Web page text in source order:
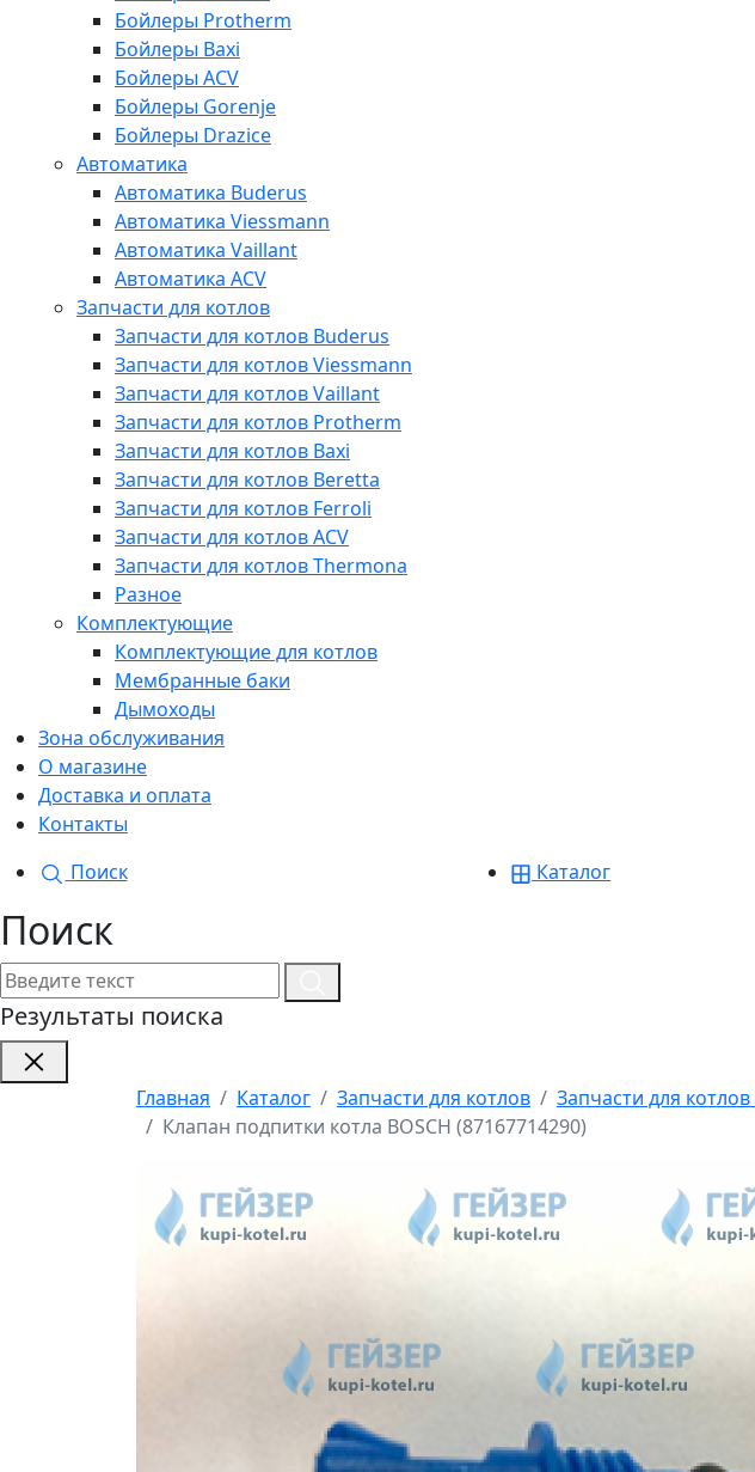
Бойлеры Protherm
Бойлеры Baxi
Бойлеры ACV
Бойлеры Gorenje
Бойлеры Drazice
Автоматика
Автоматика Buderus
Автоматика Viessmann
Автоматика Vaillant
Автоматика ACV
Запчасти для котлов
Запчасти для котлов Buderus
Запчасти для котлов Viessmann
Запчасти для котлов Vaillant
Запчасти для котлов Protherm
Запчасти для котлов Baxi
Запчасти для котлов Beretta
Запчасти для котлов Ferroli
Запчасти для котлов ACV
Запчасти для котлов Thermona
Разное
Комплектующие
Комплектующие для котлов
Мембранные баки
Дымоходы
Зона обслуживания
О магазине
Доставка и оплата
Контакты
Поиск
Каталог
Поиск
Результаты поиска
Главная Каталог Запчасти для котлов Запчасти для
Клапан подпитки котла BOSСH (87167714290)